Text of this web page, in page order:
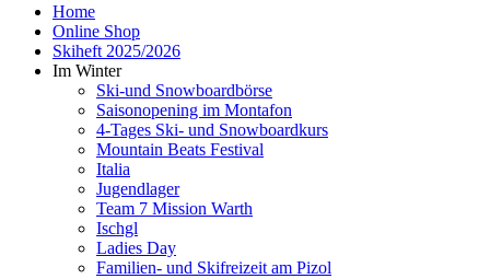
Home
Online Shop
Skiheft 2025/2026
Im Winter
Ski-und Snowboardbörse
Saisonopening im Montafon
4-Tages Ski- und Snowboardkurs
Mountain Beats Festival
Italia
Jugendlager
Team 7 Mission Warth
Ischgl
Ladies Day
Familien- und Skifreizeit am Pizol